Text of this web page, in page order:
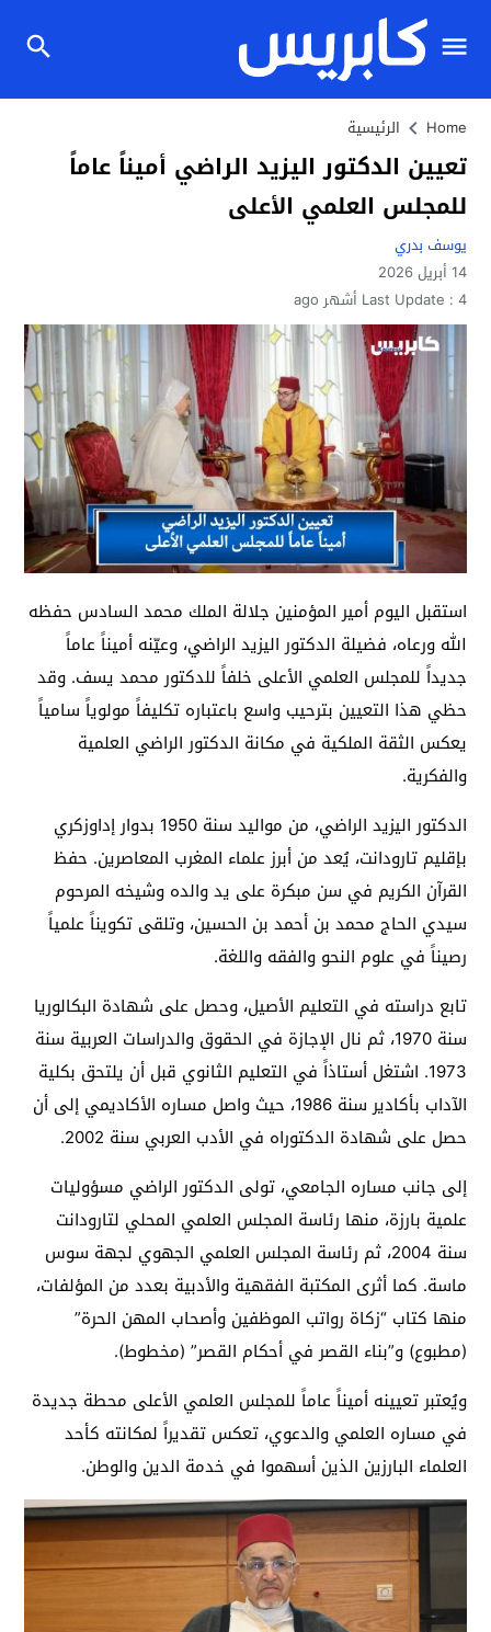
Home الرئيسية
تعيين الدكتور اليزيد الراضي أميناً عاماً
للمجلس العلمي الأعلى
يوسف بدري
14 أبريل 2026
Last Update : 4 أشهر ago
استقبل اليوم أمير المؤمنين جلالة الملك محمد السادس حفظه
الله ورعاه، فضيلة الدكتور اليزيد الراضي، وعيّنه أميناً عاماً
جديداً للمجلس العلمي الأعلى خلفاً للدكتور محمد يسف. وقد
حظي هذا التعيين بترحيب واسع باعتباره تكليفاً مولوياً سامياً
يعكس الثقة الملكية في مكانة الدكتور الراضي العلمية
والفكرية.
الدكتور اليزيد الراضي، من مواليد سنة 1950 بدوار إداوزكري
بإقليم تارودانت، يُعد من أبرز علماء المغرب المعاصرين. حفظ
القرآن الكريم في سن مبكرة على يد والده وشيخه المرحوم
سيدي الحاج محمد بن أحمد بن الحسين، وتلقى تكويناً علمياً
رصيناً في علوم النحو والفقه واللغة.
تابع دراسته في التعليم الأصيل، وحصل على شهادة البكالوريا
سنة 1970، ثم نال الإجازة في الحقوق والدراسات العربية سنة
1973. اشتغل أستاذاً في التعليم الثانوي قبل أن يلتحق بكلية
الآداب بأكادير سنة 1986، حيث واصل مساره الأكاديمي إلى أن
حصل على شهادة الدكتوراه في الأدب العربي سنة 2002.
إلى جانب مساره الجامعي، تولى الدكتور الراضي مسؤوليات
علمية بارزة، منها رئاسة المجلس العلمي المحلي لتارودانت
سنة 2004، ثم رئاسة المجلس العلمي الجهوي لجهة سوس
ماسة. كما أثرى المكتبة الفقهية والأدبية بعدد من المؤلفات،
منها كتاب “زكاة رواتب الموظفين وأصحاب المهن الحرة”
(مطبوع) و”بناء القصر في أحكام القصر” (مخطوط).
ويُعتبر تعيينه أميناً عاماً للمجلس العلمي الأعلى محطة جديدة
في مساره العلمي والدعوي، تعكس تقديراً لمكانته كأحد
العلماء البارزين الذين أسهموا في خدمة الدين والوطن.